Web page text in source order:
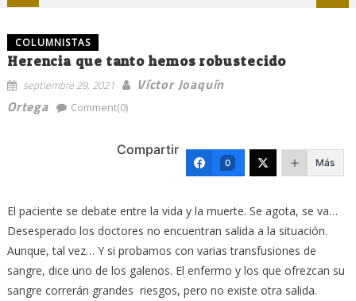
COLUMNISTAS
Herencia que tanto hemos robustecido
septiembre 29, 2021
Víctor Joaquín
Ortega
Comment(0)
Compartir
0 Más
El paciente se debate entre la vida y la muerte. Se agota, se va…
Desesperado los doctores no encuentran salida a la situación.
Aunque, tal vez… Y si probamos con varias transfusiones de
sangre, dice uno de los galenos. El enfermo y los que ofrezcan su
sangre correrán grandes riesgos, pero no existe otra salida.